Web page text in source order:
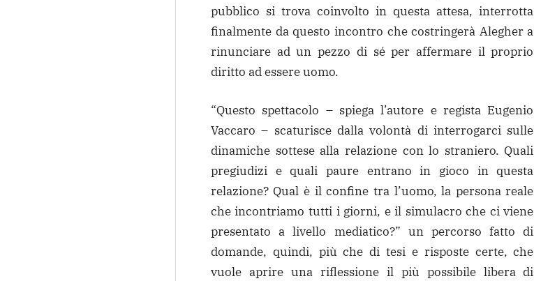
pubblico si trova coinvolto in questa attesa, interrotta
finalmente da questo incontro che costringerà Alegher a
rinunciare ad un pezzo di sé per affermare il proprio
diritto ad essere uomo.
“Questo spettacolo – spiega l’autore e regista Eugenio
Vaccaro – scaturisce dalla volontà di interrogarci sulle
dinamiche sottese alla relazione con lo straniero. Quali
pregiudizi e quali paure entrano in gioco in questa
relazione? Qual è il confine tra l’uomo, la persona reale
che incontriamo tutti i giorni, e il simulacro che ci viene
presentato a livello mediatico?” un percorso fatto di
domande, quindi, più che di tesi e risposte certe, che
vuole aprire una riflessione il più possibile libera di